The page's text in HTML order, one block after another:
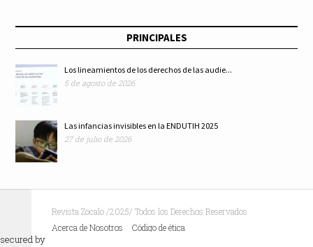
PRINCIPALES
Los lineamientos de los derechos de las audie...
5 de agosto de 2026
Las infancias invisibles en la ENDUTIH 2025
27 de julio de 2026
Revista Zocalo /2025/ Todos los Derechos Reservados
Acerca de Nosotros
Código de ética
secured by